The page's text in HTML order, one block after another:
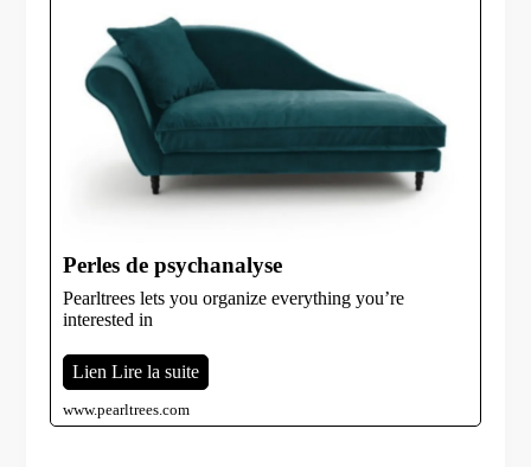
Perles de psychanalyse
Pearltrees lets you organize everything you’re
interested in
Lien Lire la suite
www.pearltrees.com